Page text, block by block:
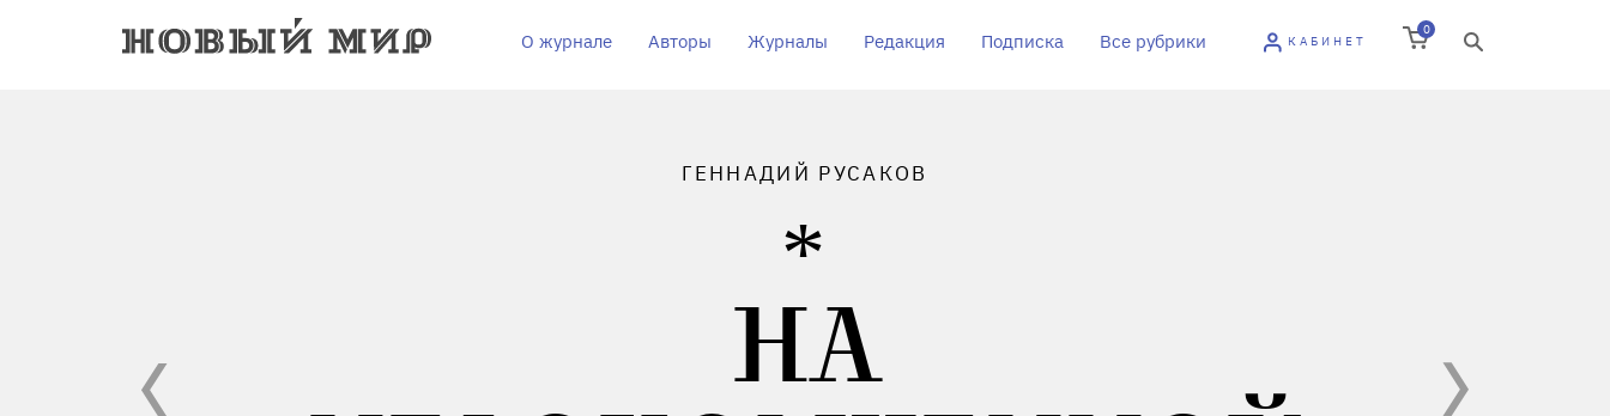
О журнале Авторы Журналы Редакция Подписка Все рубрики КАБИНЕТ
0
ГЕННАДИЙ РУСАКОВ
НА